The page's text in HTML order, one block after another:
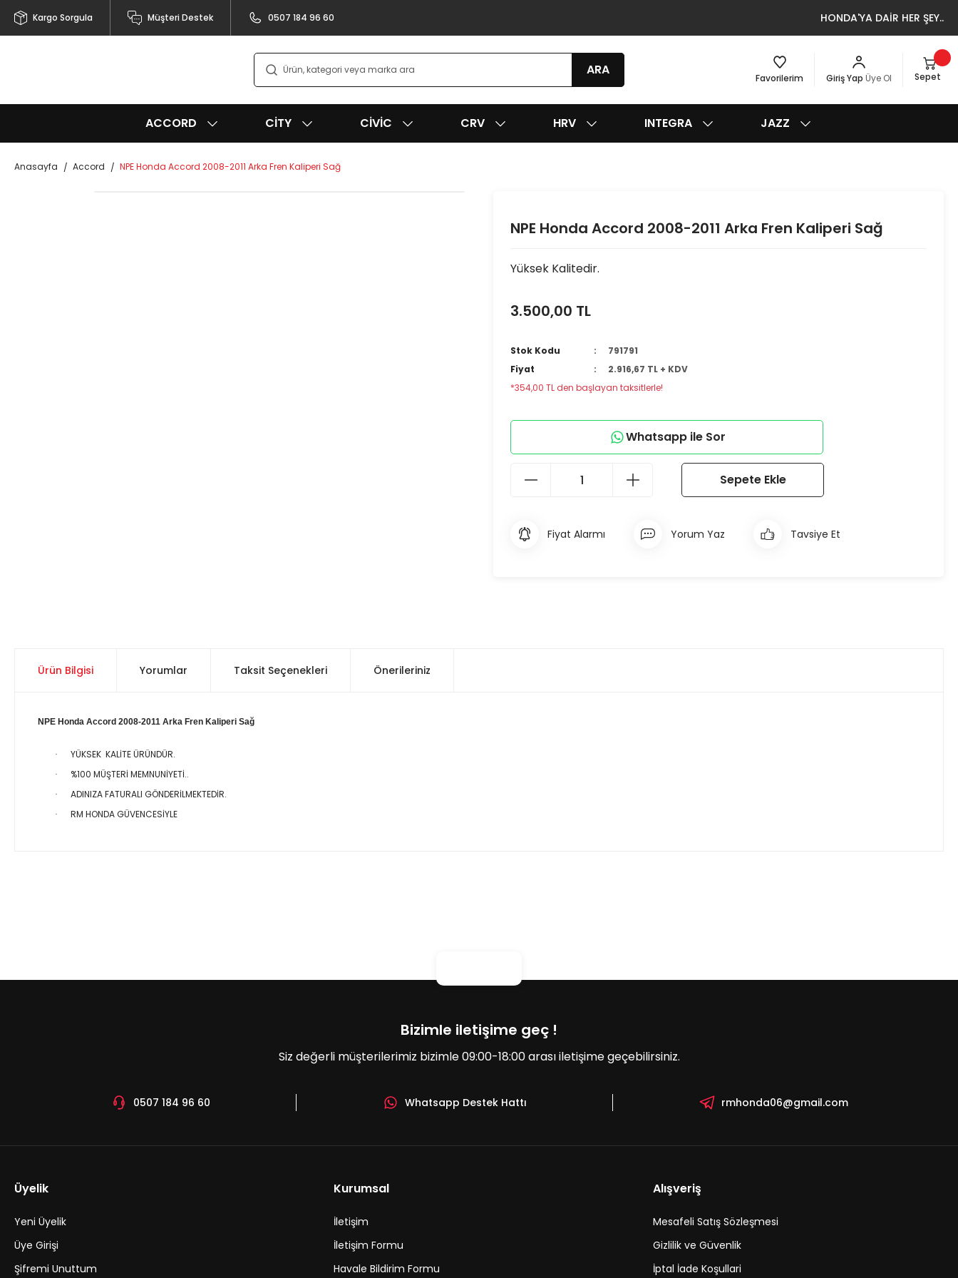
Kargo Sorgula Müşteri Destek 0507 184 96 60 HONDA'YA DAİR HER ŞEY..
ARA
Favorilerim Giriş Yap Üye Ol Sepet
ACCORD CITY CIVIC CRV HRV INTEGRA JAZZ
Anasayfa Accord NPE Honda Accord 2008-2011 Arka Fren Kaliperi Sağ
NPE Honda Accord 2008-2011 Arka Fren Kaliperi Sağ
Yüksek Kalitedir.
3.500,00 TL
Stok Kodu
791791
Fiyat
2.916,67 TL + KDV
*354,00 TL den başlayan taksitlerle!
Whatsapp ile Sor
Sepete Ekle
Fiyat Alarmı Yorum Yaz Tavsiye Et
Ürün Bilgisi Yorumlar Taksit Seçenekleri Önerileriniz
NPE Honda Accord 2008-2011 Arka Fren Kaliperi Sağ
· YÜKSEK KALİTE ÜRÜNDÜR.
· %100 MÜŞTERİ MEMNUNİYETİ..
· ADINIZA FATURALI GÖNDERİLMEKTEDİR.
· RM HONDA GÜVENCESİYLE
Gönder
Bizimle iletişime geç !
Siz değerli müşterilerimiz bizimle 09:00-18:00 arası iletişime geçebilirsiniz.
0507 184 96 60 Whatsapp Destek Hattı rmhonda06@gmail.com
Üyelik
Yeni Üyelik
Üye Girişi
Şifremi Unuttum
Kurumsal
İletişim
İletişim Formu
Havale Bildirim Formu
Alışveriş
Mesafeli Satış Sözleşmesi
Gizlilik ve Güvenlik
İptal İade Koşullari